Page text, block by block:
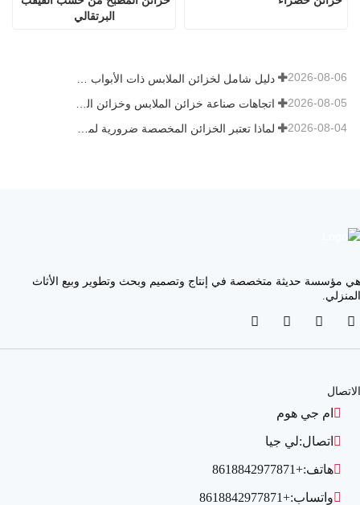
البرتقالي
2026-08-06
2026-08-05
2026-08-04
هي مؤسسة حديثة متخصصة في إنتاج وتصميم وبحث وتطوير وبيع الأثاث
المنزلي.
الاتصال
ام جي هوم
اتصال:لي جيا
هاتف:+8618842977871
واتساب:+8618842977871